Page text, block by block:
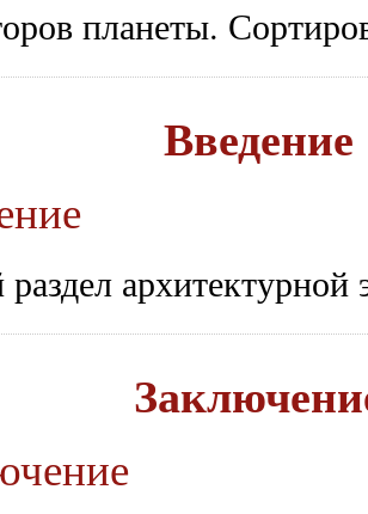
планеты.
Введение
архитектурной